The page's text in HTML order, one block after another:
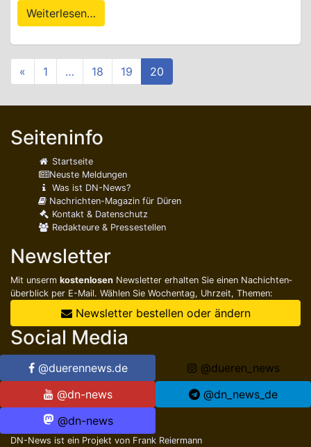
Weiterlesen…
« 1 … 18 19 20
Seiteninfo
Startseite
Neuste Meldungen
Was ist DN-News?
Nachrichten-Magazin für Düren
Kontakt & Datenschutz
Redakteure & Pressestellen
Newsletter
Mit unserm kostenlosen Newsletter erhalten Sie einen Nachichten­
überblick per E-Mail. Wählen Sie Wochentag, Uhrzeit, Themen:
Newsletter bestellen oder ändern
Social Media
@duerennews.de
@dueren_news
@dn-news
@dn_news_de
@dn-news
DN-News ist ein Projekt von Frank Reiermann